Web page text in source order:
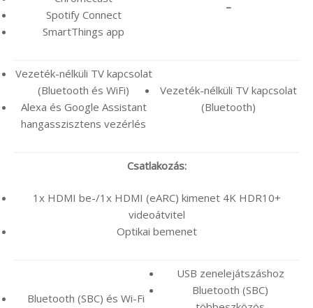
Spotify Connect
SmartThings app
–
Vezeték-nélküli TV kapcsolat
(Bluetooth és WiFi)
Alexa és Google Assistant
hangasszisztens vezérlés
Vezeték-nélküli TV kapcsolat
(Bluetooth)
Csatlakozás:
1x HDMI be-/1x HDMI (eARC) kimenet 4K HDR10+
videoátvitel
Optikai bemenet
Bluetooth (SBC) és Wi-Fi
USB zenelejátszáshoz
Bluetooth (SBC)